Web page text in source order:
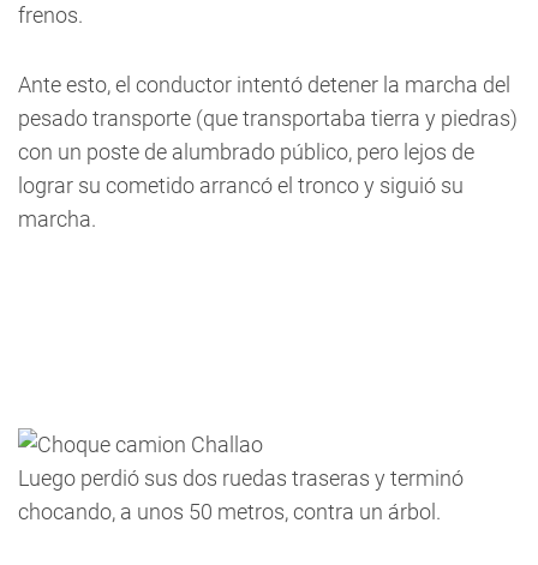
frenos.
Ante esto, el conductor intentó detener la marcha del
pesado transporte (que transportaba tierra y piedras)
con un poste de alumbrado público, pero lejos de
lograr su cometido arrancó el tronco y siguió su
marcha.
Luego perdió sus dos ruedas traseras y terminó
chocando, a unos 50 metros, contra un árbol.